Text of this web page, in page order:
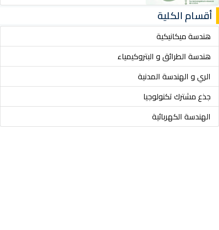
أقسام الكلية
هندسة ميكانيكية
هندسة الطرائق و البتروكيمياء
الري و الهندسة المدنية
جذع مشترك تكنولوجيا
الهندسة الكهربائية